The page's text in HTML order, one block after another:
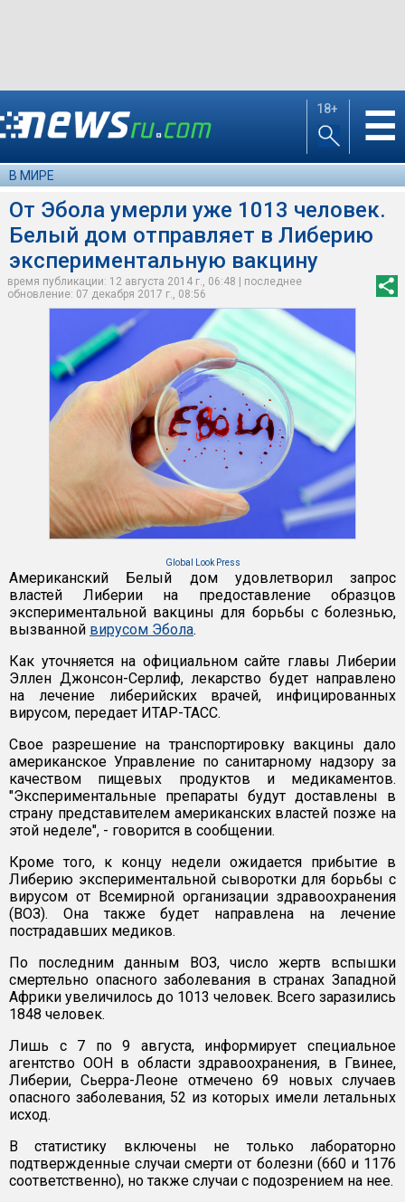
18+ ☰
В МИРЕ
От Эбола умерли уже 1013 человек.
Белый дом отправляет в Либерию
экспериментальную вакцину
время публикации: 12 августа 2014 г., 06:48 | последнее
обновление: 07 декабря 2017 г., 08:56
Global Look Press
Американский Белый дом удовлетворил запрос
властей Либерии на предоставление образцов
экспериментальной вакцины для борьбы с болезнью,
вызванной вирусом Эбола.
Как уточняется на официальном сайте главы Либерии
Эллен Джонсон-Серлиф, лекарство будет направлено
на лечение либерийских врачей, инфицированных
вирусом, передает ИТАР-ТАСС.
Свое разрешение на транспортировку вакцины дало
американское Управление по санитарному надзору за
качеством пищевых продуктов и медикаментов.
"Экспериментальные препараты будут доставлены в
страну представителем американских властей позже на
этой неделе", - говорится в сообщении.
Кроме того, к концу недели ожидается прибытие в
Либерию экспериментальной сыворотки для борьбы с
вирусом от Всемирной организации здравоохранения
(ВОЗ). Она также будет направлена на лечение
пострадавших медиков.
По последним данным ВОЗ, число жертв вспышки
смертельно опасного заболевания в странах Западной
Африки увеличилось до 1013 человек. Всего заразились
1848 человек.
Лишь с 7 по 9 августа, информирует специальное
агентство ООН в области здравоохранения, в Гвинее,
Либерии, Сьерра-Леоне отмечено 69 новых случаев
опасного заболевания, 52 из которых имели летальных
исход.
В статистику включены не только лабораторно
подтвержденные случаи смерти от болезни (660 и 1176
соответственно), но также случаи с подозрением на нее.